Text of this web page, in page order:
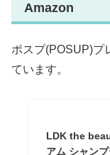
Amazon
ポスプ(POSUP)プ
ています。
LDK the
アム シャン